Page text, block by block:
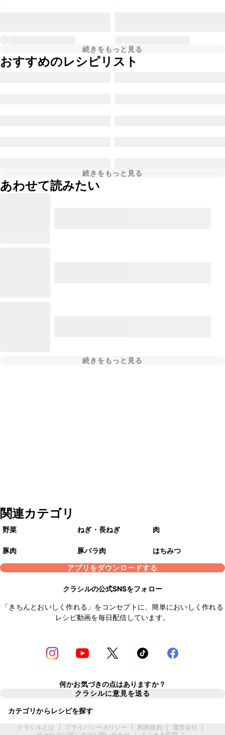
続きをもっと見る
おすすめのレシピリスト
続きをもっと見る
あわせて読みたい
続きをもっと見る
関連カテゴリ
野菜 ねぎ・長ねぎ 肉
豚肉 豚バラ肉
はちみつ
アプリをダウンロードする
クラシルの公式SNSをフォロー
「きちんとおいしく作れる」をコンセプトに、簡単においしく作れる
レシピ動画を毎日配信しています。
何かお気づきの点はありますか？
クラシルに意見を送る
カテゴリからレシピを探す
クラシルとは プライバシーポリシー 利用規約 運営会社